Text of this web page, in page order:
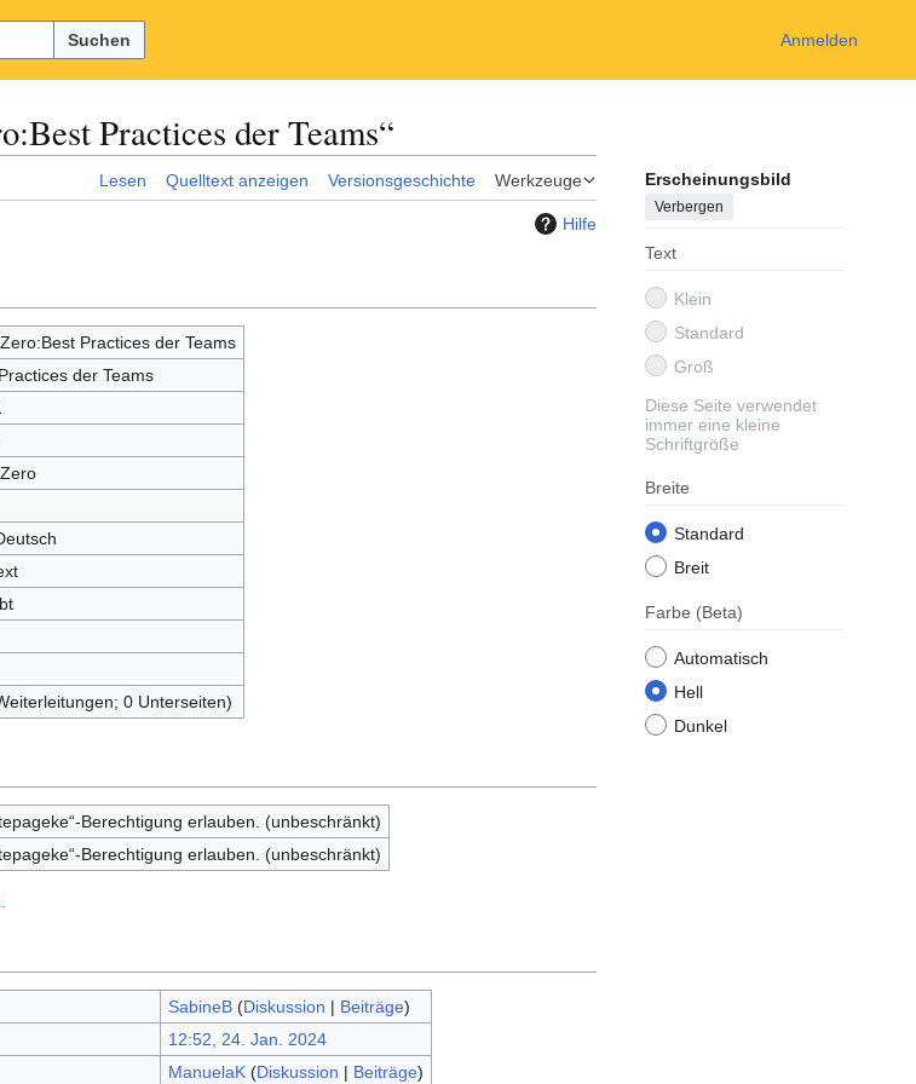
Suchen Anmelden
Practices der Teams“
Lesen Quelltext anzeigen Versionsgeschichte Werkzeuge Erscheinungsbild
Verbergen
Text
Klein
Standard
Groß
Diese Seite verwendet
immer eine kleine
Schriftgröße
Breite
Standard
Breit
Farbe (Beta)
Automatisch
Hell
Dunkel
Hilfe
Practices der Teams
der Teams
0 Unterseiten)
Berechtigung erlauben. (unbeschränkt)
Berechtigung erlauben. (unbeschränkt)
SabineB (Diskussion | Beiträge)
12:52, 24. Jan. 2024
ManuelaK (Diskussion | Beiträge)